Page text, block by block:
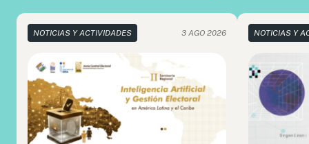
NOTICIAS Y ACTIVIDADES 3 AGO 2026 NOTICIAS Y